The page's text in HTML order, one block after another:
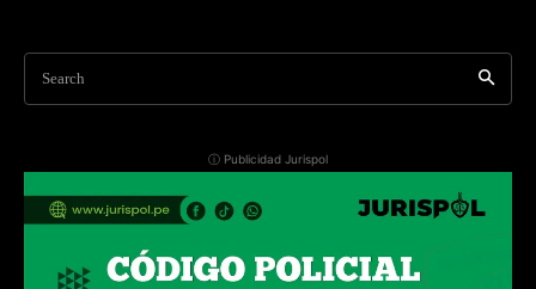
Search
ⓘ Publicidad Jurispol